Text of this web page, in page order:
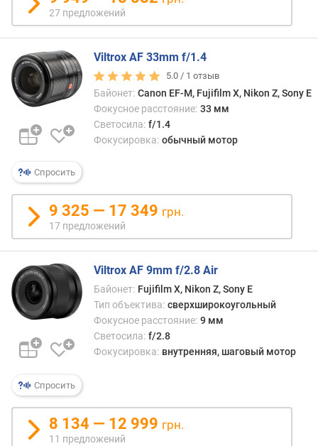
x
O
a
r
k
о
к
с
н
о
е
р
а
с
с
т
о
н
и
,
н
27 предложений
Спросить
Viltrox AF 33mm f/1.4
5.0 / 1 отзыв
Байонет: Canon EF-M, Fujifilm X, Nikon Z, Sony E
Фокусное расстояние: 33 мм
Светосила: f/1.4
Фокусировка: обычный мотор
9 325 — 17 349 грн.
17 предложений
Спросить
Viltrox AF 9mm f/2.8 Air
Байонет: Fujifilm X, Nikon Z, Sony E
Тип объектива: сверхширокоугольный
Фокусное расстояние: 9 мм
Светосила: f/2.8
Фокусировка: внутренняя, шаговый мотор
8 134 — 12 999 грн.
11 предложений